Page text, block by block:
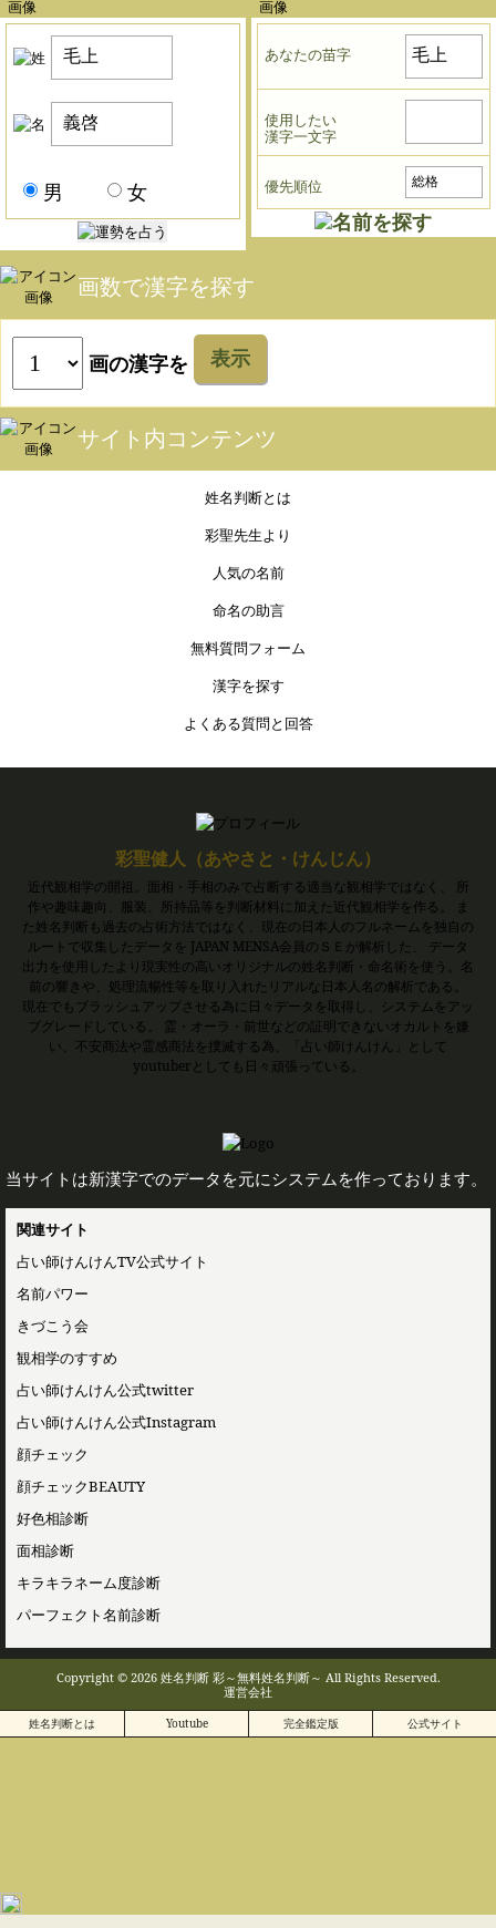
男 女
あなたの苗字
使用したい
漢字一文字
優先順位
画数で漢字を探す
画の漢字を 表示
サイト内コンテンツ
姓名判断とは
彩聖先生より
人気の名前
命名の助言
無料質問フォーム
漢字を探す
よくある質問と回答
彩聖健人（あやさと・けんじん）
近代観相学の開祖。面相・手相のみで占断する適当な観相学ではなく、 所
作や趣味趣向、服装、所持品等を判断材料に加えた近代観相学を作る。 ま
た姓名判断も過去の占術方法ではなく、現在の日本人のフルネームを独自の
ルートで収集したデータを JAPAN MENSA会員のＳＥが解析した、 データ
出力を使用したより現実性の高いオリジナルの姓名判断・命名術を使う。名
前の響きや、処理流暢性等を取り入れたリアルな日本人名の解析である。
現在でもブラッシュアップさせる為に日々データを取得し、システムをアッ
プグレードしている。 霊・オーラ・前世などの証明できないオカルトを嫌
い、不安商法や霊感商法を撲滅する為、「占い師けんけん」として
youtuberとしても日々頑張っている。
当サイトは新漢字でのデータを元にシステムを作っております。
関連サイト
占い師けんけんTV公式サイト
名前パワー
きづこう会
観相学のすすめ
占い師けんけん公式twitter
占い師けんけん公式Instagram
顔チェック
顔チェックBEAUTY
好色相診断
面相診断
キラキラネーム度診断
パーフェクト名前診断
Copyright © 2026 姓名判断 彩～無料姓名判断～ All Rights Reserved.
運営会社
姓名判断とは Youtube 完全鑑定版 公式サイト